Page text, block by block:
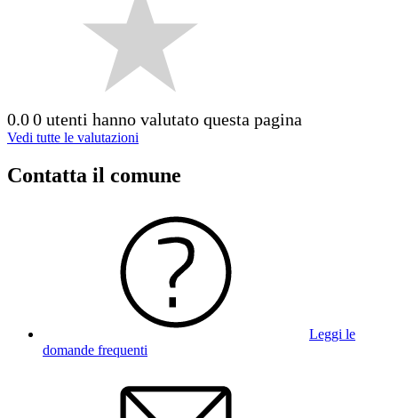
0.00 utenti hanno valutato questa pagina
Vedi tutte le valutazioni
Contatta il comune
Leggi le
domande frequenti